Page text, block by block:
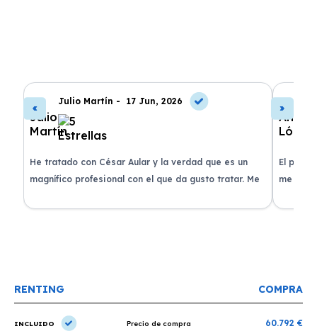
Julio Martín - 17 Jun, 2026
He tratado con César Aular y la verdad que es un
magnífico profesional con el que da gusto tratar. Me
El
me
RENTING COMPRA
INCLUIDO Precio de compra 60.792 €